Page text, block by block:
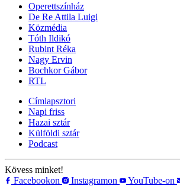
Operettszínház
De Re Attila Luigi
Közmédia
Tóth Ildikó
Rubint Réka
Nagy Ervin
Bochkor Gábor
RTL
Címlapsztori
Napi friss
Hazai sztár
Külföldi sztár
Podcast
Kövess minket!
Facebookon
Instagramon YouTube-on